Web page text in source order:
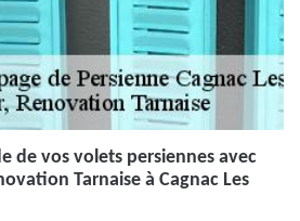
de vos volets persiennes avec
Tarnaise à Cagnac Les